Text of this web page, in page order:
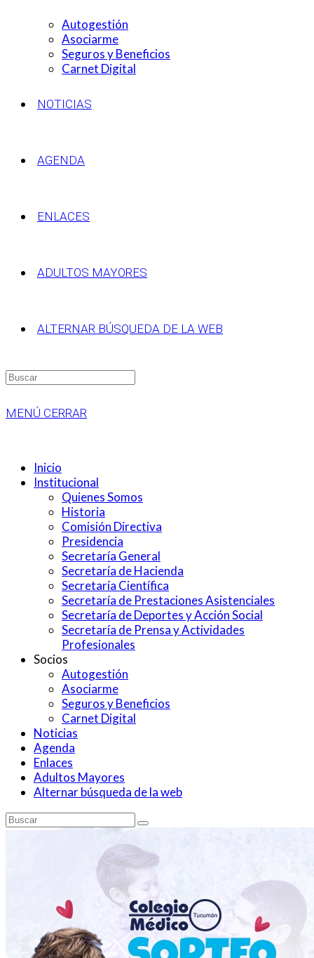
Autogestión
Asociarme
Seguros y Beneficios
Carnet Digital
NOTICIAS
AGENDA
ENLACES
ADULTOS MAYORES
ALTERNAR BÚSQUEDA DE LA WEB
MENÚ CERRAR
Inicio
Institucional
Quienes Somos
Historia
Comisión Directiva
Presidencia
Secretaría General
Secretaría de Hacienda
Secretaría Científica
Secretaría de Prestaciones Asistenciales
Secretaría de Deportes y Acción Social
Secretaría de Prensa y Actividades
Profesionales
Socios
Autogestión
Asociarme
Seguros y Beneficios
Carnet Digital
Noticias
Agenda
Enlaces
Adultos Mayores
Alternar búsqueda de la web